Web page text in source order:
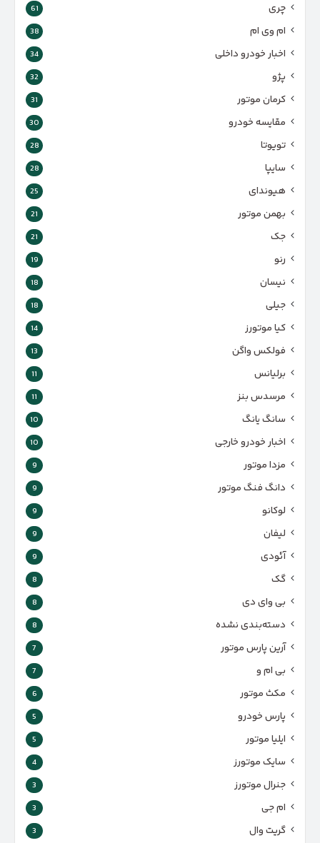
چری 61
ام وی ام 38
اخبار خودرو داخلی 34
پژو 32
کرمان موتور 31
مقایسه خودرو 30
تویوتا 28
سایپا 28
هیوندای 25
بهمن موتور 21
جک 21
رنو 19
نیسان 18
جیلی 18
کیا موتورز 14
فولکس واگن 13
برلیانس 11
مرسدس بنز 11
سانگ یانگ 10
اخبار خودرو خارجی 10
مزدا موتور 9
دانگ فنگ موتور 9
لوکانو 9
لیفان 9
آئودی 9
گک 8
بی وای دی 8
دسته‌بندی نشده 8
آرین پارس موتور 7
بی ام و 7
مکث موتور 6
پارس‌ خودرو 5
ایلیا موتور 5
سایک موتورز 4
جنرال موتورز 3
ام جی 3
گریت وال 3